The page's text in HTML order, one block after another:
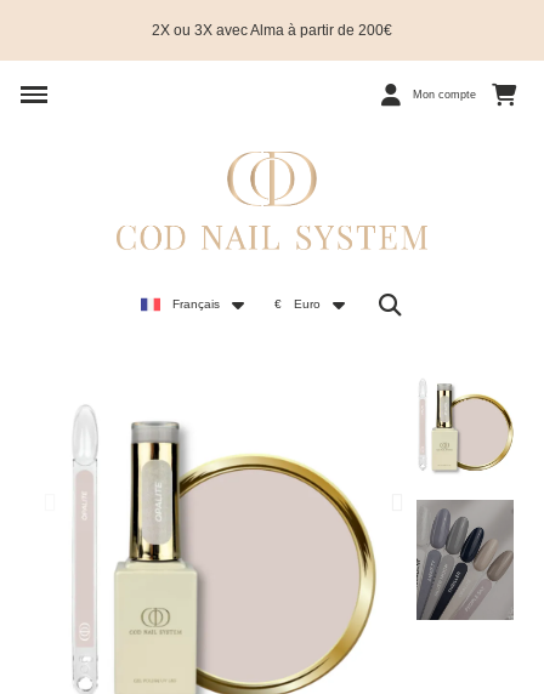
2X ou 3X avec Alma à partir de 200€
Mon compte
Français € Euro